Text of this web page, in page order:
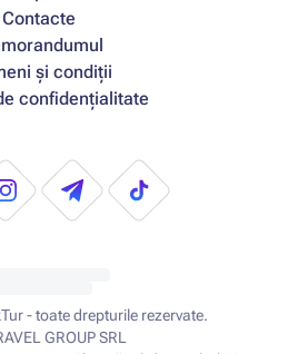
Contacte
și condiții
confidențialitate
- toate drepturile rezervate.
GROUP SRL